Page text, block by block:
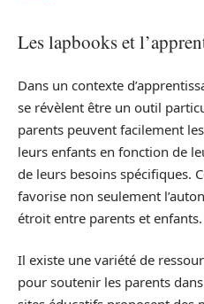
Les lapbooks et
Dans un contexte
se révèlent être un outil
parents peuvent facilement
leurs enfants en fonction de
de leurs besoins spécifiques.
favorise non seulement
étroit entre parents et enfants.
Il existe une variété de
pour soutenir les parents